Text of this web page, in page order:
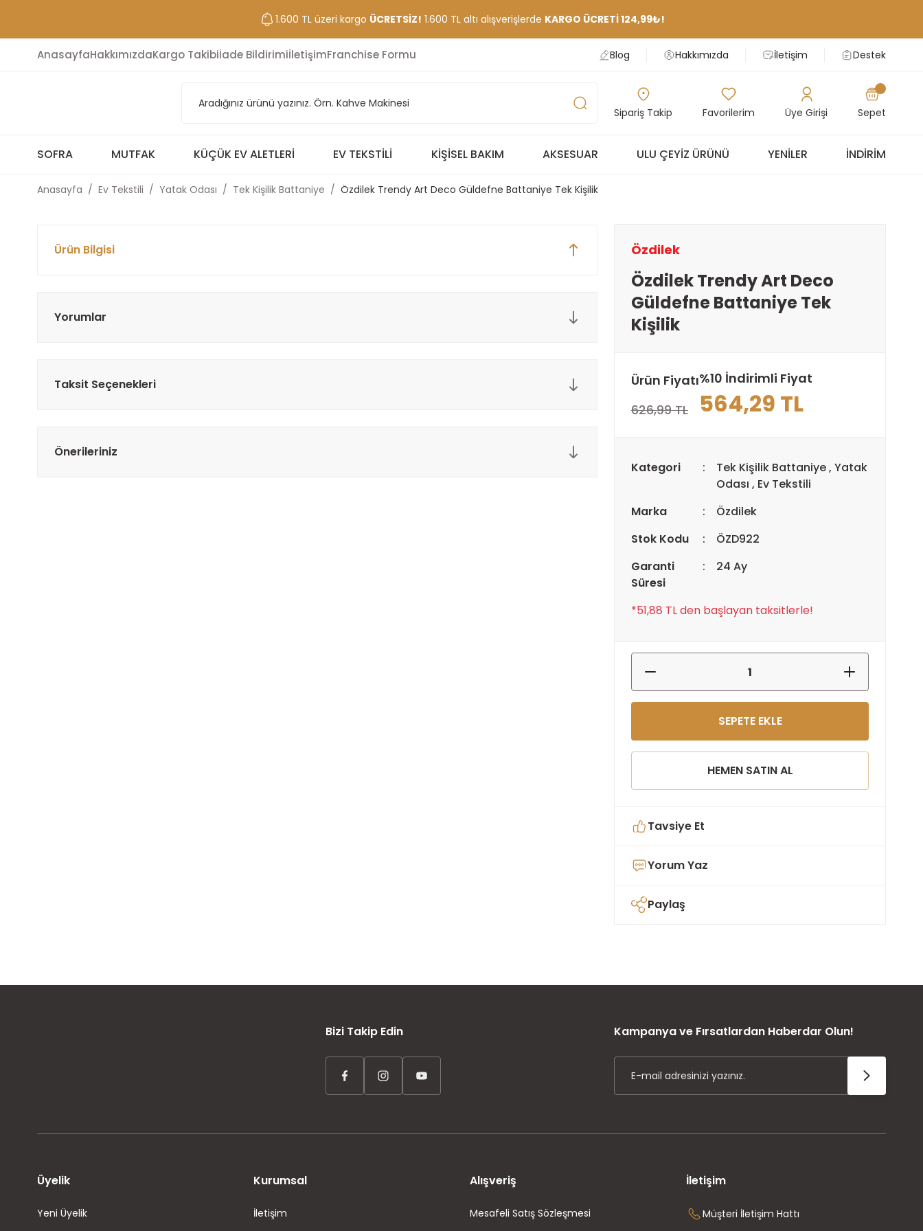
1.600 TL üzeri kargo ÜCRETSİZ! 1.600 TL altı alışverişlerde KARGO ÜCRETİ 124,99₺!
AnasayfaHakkımızdaKargo Takibiİade BildirimiİletişimFranchise Formu Blog Hakkımızda İletişim Destek
Sipariş Takip Favorilerim Üye Girişi Sepet
SOFRA MUTFAK KÜÇÜK EV ALETLERI EV TEKSTILI KIŞISEL BAKIM AKSESUAR ULU ÇEYIZ ÜRÜNÜ YENILER İNDIRIM
Anasayfa Ev Tekstili Yatak Odası Tek Kişilik Battaniye Özdilek Trendy Art Deco Güldefne Battaniye Tek Kişilik
Ürün Bilgisi
Yorumlar
Taksit Seçenekleri
Önerileriniz
Özdilek
Özdilek Trendy Art Deco
Güldefne Battaniye Tek
Kişilik
Ürün Fiyatı
626,99 TL
%10 İndirimli Fiyat
564,29 TL
Kategori Tek Kişilik Battaniye, Yatak
Odası , Ev Tekstili
Marka
Özdilek
Stok Kodu
ÖZD922
Garanti
Süresi
24 Ay
*51,88 TL den başlayan taksitlerle!
SEPETE EKLE
HEMEN SATIN AL
Tavsiye Et
Yorum Yaz
Paylaş
Bizi Takip Edin Kampanya ve Fırsatlardan Haberdar Olun!
Üyelik
Yeni Üyelik
Kurumsal
İletişim
Alışveriş
Mesafeli Satış Sözleşmesi
İletişim
Müşteri İletişim Hattı